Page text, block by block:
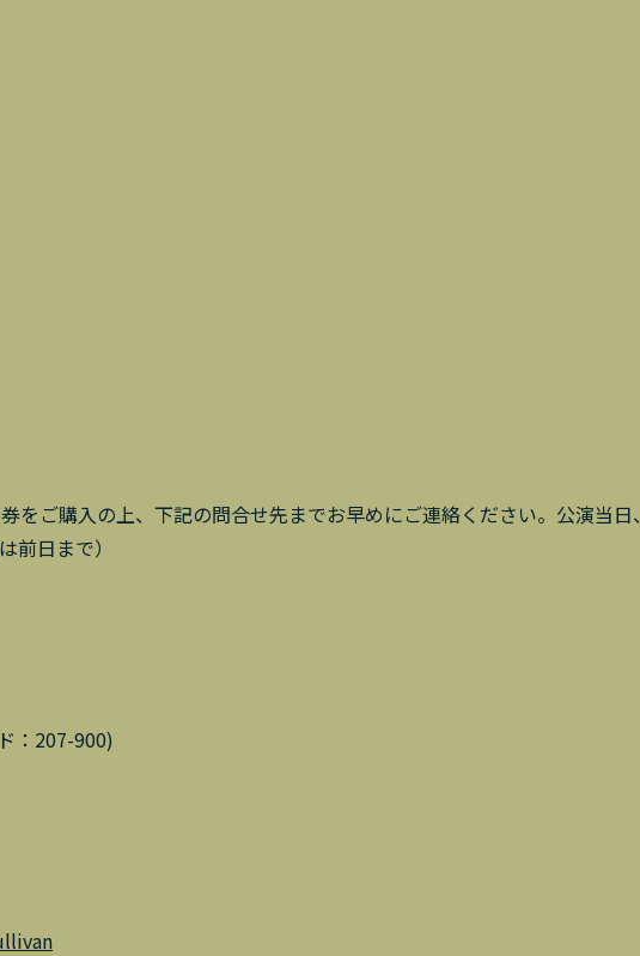
ご購入の上、下記の問合せ先までお早めにご連絡ください。公演当日、
前日まで）
207-900)